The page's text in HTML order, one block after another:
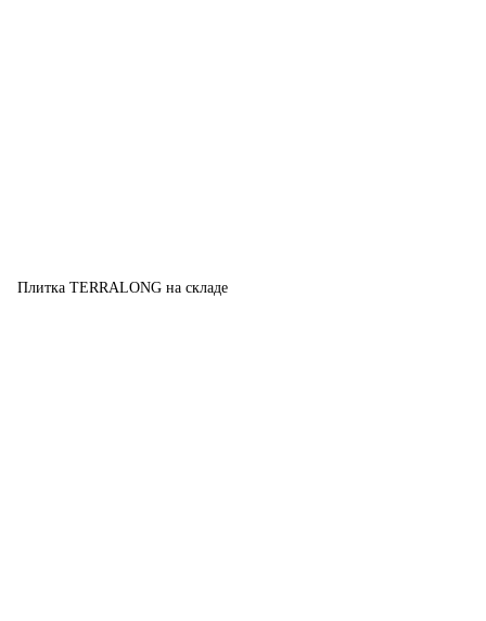
Плитка TERRALONG на складе